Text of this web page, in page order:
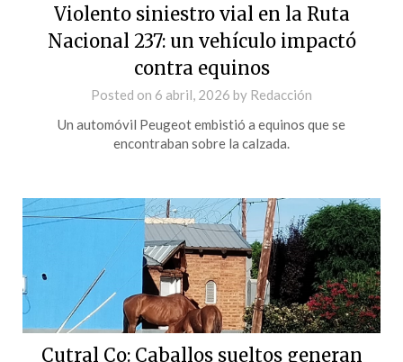
Violento siniestro vial en la Ruta
Nacional 237: un vehículo impactó
contra equinos
Posted on 6 abril, 2026 by Redacción
Un automóvil Peugeot embistió a equinos que se
encontraban sobre la calzada.
Cutral Co: Caballos sueltos generan